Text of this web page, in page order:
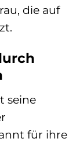
die auf
seine
für ihre